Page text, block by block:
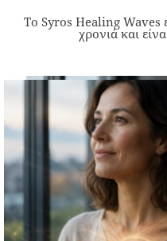
Το Syros Healing Waves
χρονιά και